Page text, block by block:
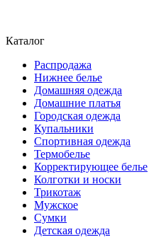
Каталог
Распродажа
Нижнее белье
Домашняя одежда
Домашние платья
Городская одежда
Купальники
Спортивная одежда
Термобелье
Корректирующее белье
Колготки и носки
Трикотаж
Мужское
Сумки
Детская одежда